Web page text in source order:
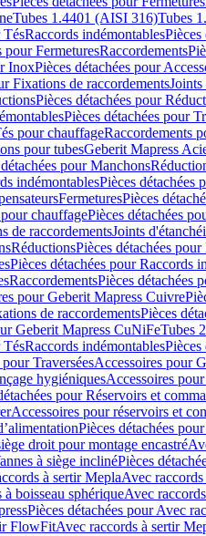
Tubes 1.4401 (AISI 316)Tubes
TésRaccords indémontablesPièces
pour FermeturesRaccordements
InoxPièces détachées pour
Fixations de raccordementsJoints
Pièces détachées pour
Pièces détachées pour
pour chauffageRaccordements
pour tubesGeberit Mapress
pour Manchons
indémontablesPièces détachées
FermeturesPièces
chauffagePièces détachées
de raccordementsJoints
RéductionsPièces détachées
Pièces détachées pour Raccords
RaccordementsPièces détachées
pour Geberit Mapress Cuivre
de raccordementsPièces
Geberit Mapress CuNiFeTubes
TésRaccords indémontablesPièces
TraverséesAccessoires pour
hygiéniquesAccessoires
pour Réservoirs et
Accessoires pour réservoirs et
Pièces détachées
droit pour montage encastré
à siège inclinéPièces
à sertir MeplaAvec
boisseau sphériqueAvec
Pièces détachées pour Avec
FlowFitAvec raccords à sertir